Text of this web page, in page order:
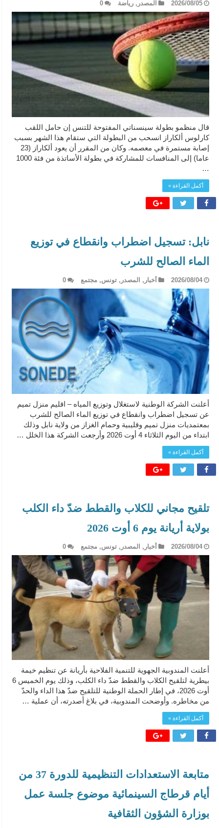
2026/08/05 المصدر , رياضة 0
​
قال منظمو ​بطولة سينسناتي المفتوحة للتنس ‌إن ‌حامل اللقب
كارلوس ألكاراز انسحب من البطولة التي ستقام ⁠هذا الشهر بسبب
إصابة مستمرة في معصمه. وكان من ​المقرر أن يعود ألكاراز (23
عاما) ⁠إلى المنافسات للمشاركة في بطولة الأساتذة من فئة ⁠1000
…
أكمل القراءة »
نابل: تسجيل اضطراب وانقطاع في توزيع
الماء الصالح للشرب
2026/08/04 أخبار , المصدر , تونس, مجتمع 0
أعلنت الشركة الوطنية لاستغلال وتوزيع المياه – اقليم منزل تميم
عن تسجيل اضطراب وانقطاع في توزيع الماء الصالح للشرب
بمعتمديات منزل تميم وقليبية وحمام الغزاز من ولاية نابل وذلك
ابتداء من اليوم الثلاثاء 4 أوت 2026 وأرجعت الشركة هذا الخلل …
أكمل القراءة »
تلقيح مجاني للكلاب والقطط ضدّ داء الكلب
بولاية أريانة يوم 6 أوت 2026
2026/08/04 أخبار , المصدر , تونس, مجتمع 0
أعلنت المندوبية الجهوية للتنمية الفلاحية بأريانة عن تنظيم خيمة
بيطرية لتلقيح الكلاب والقطط ضدّ داء الكلب، وذلك يوم الخميس 6
أوت 2026، في إطار الحملة الوطنية للتلقيح ضدّ هذا الداء والحدّ
من مخاطره. وأوضحت المندوبية، في بلاغ أصدرته، أن عملية …
أكمل القراءة »
متابعة الاستعدادات التنظيمية للدورة 37 من
أيام قرطاج السينمائية موضوع جلسة عمل
بوزارة الشؤون الثقافية